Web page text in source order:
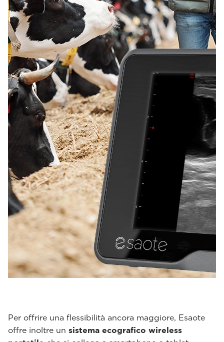
Per offrire una flessibilità ancora maggiore, Esaote
offre inoltre un sistema ecografico wireless